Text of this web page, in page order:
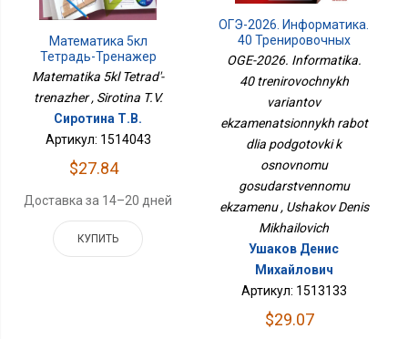
Математика 5кл
Тетрадь-Тренажер
Matematika 5kl Tetrad'-
trenazher , Sirotina T.V.
Сиротина Т.В.
Артикул: 1514043
$27.84
Доставка за 14–20 дней
КУПИТЬ
ОГЭ-2026. Информатика.
40 Тренировочных
Вариантов
Работ Для Подготовки К
Основному
Государственному
Экзамену
OGE-2026. Informatika.
40 trenirovochnykh
variantov
ekzamenatsionnykh rabot
dlia podgotovki k
osnovnomu
gosudarstvennomu
ekzamenu , Ushakov Denis
Mikhailovich
Ушаков Денис
Михайлович
Артикул: 1513133
$29.07